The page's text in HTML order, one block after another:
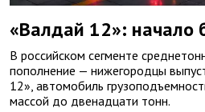
«Валдай 12»: начало
В российском сегменте
пополнение — нижегородцы
12», автомобиль
массой до двенадцати тонн.